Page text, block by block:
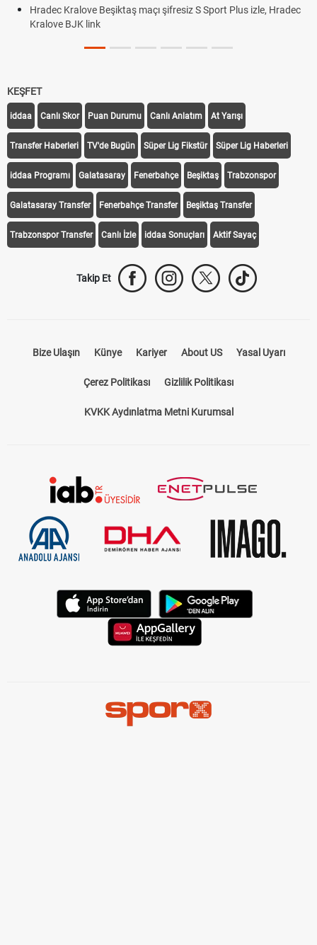
Hradec Kralove Beşiktaş maçı şifresiz S Sport Plus izle, Hradec
Kralove BJK link
KEŞFET
iddaa Canlı Skor Puan Durumu Canlı Anlatım At Yarışı
Transfer Haberleri TV'de Bugün Süper Lig Fikstür Süper Lig Haberleri
iddaa Programı Galatasaray Fenerbahçe Beşiktaş Trabzonspor
Galatasaray Transfer Fenerbahçe Transfer Beşiktaş Transfer
Trabzonspor Transfer Canlı İzle iddaa Sonuçları Aktif Sayaç
Takip Et
Bize Ulaşın Künye Kariyer About US Yasal Uyarı
Çerez Politikası Gizlilik Politikası
KVKK Aydınlatma Metni Kurumsal